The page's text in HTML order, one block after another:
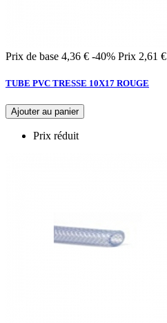
Prix de base 4,36 € -40% Prix 2,61 €
TUBE PVC TRESSE 10X17 ROUGE
Ajouter au panier
Prix réduit